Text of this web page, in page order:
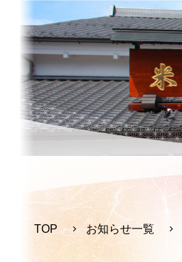
TOP お知らせ一覧